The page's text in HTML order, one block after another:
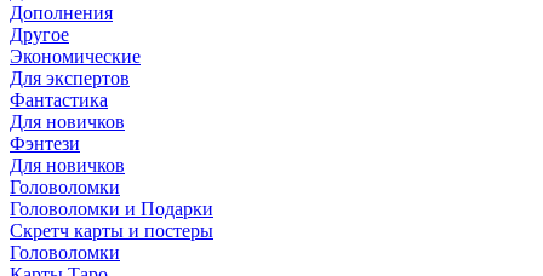
Дополнения
Другое
Экономические
Для экспертов
Фантастика
Для новичков
Фэнтези
Для новичков
Головоломки
Головоломки и Подарки
Cкретч карты и постеры
Головоломки